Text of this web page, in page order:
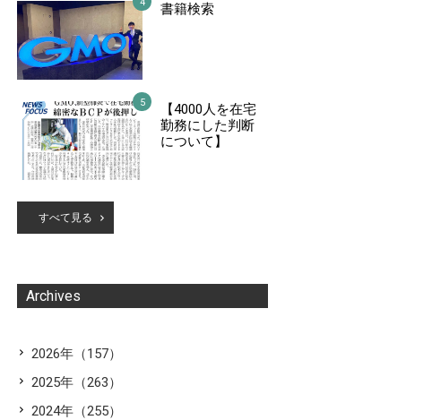
書籍検索
【4000人を在宅
勤務にした判断
について】
すべて見る
Archives
2026年（157）
2025年（263）
2024年（255）